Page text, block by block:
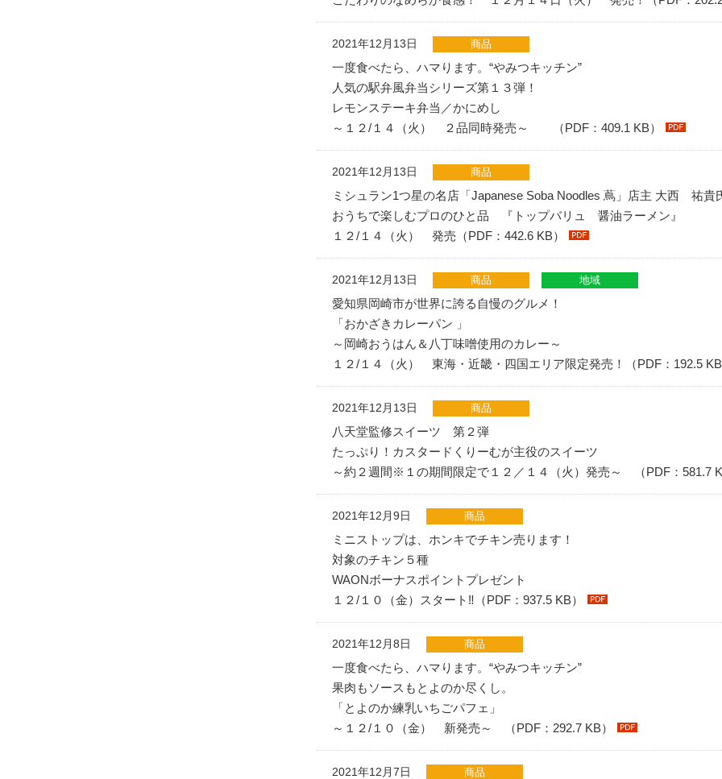
2021年12月13日 商品
一度食べたら、ハマります。“やみつキッチン”
人気の駅弁風弁当シリーズ第１３弾！
レモンステーキ弁当／かにめし
～１２/１４（火） ２品同時発売～ （PDF：409.1 KB）
2021年12月13日 商品
ミシュラン1つ星の名店「Japanese Soba Noodles 蔦」店主 大西 祐貴
おうちで楽しむプロのひと品 『トップバリュ 醤油ラーメン』
１２/１４（火） 発売（PDF：442.6 KB）
2021年12月13日 商品 地域
愛知県岡崎市が世界に誇る自慢のグルメ！
「おかざきカレーパン 」
～岡崎おうはん＆八丁味噌使用のカレー～
１２/１４（火） 東海・近畿・四国エリア限定発売！（PDF：192.5
2021年12月13日 商品
八天堂監修スイーツ 第２弾
たっぷり！カスタードくりーむが主役のスイーツ
～約２週間※１の期間限定で１２／１４（火）発売～ （PDF：581.7
2021年12月9日 商品
ミニストップは、ホンキでチキン売ります！
対象のチキン５種
WAONボーナスポイントプレゼント
１２/１０（金）スタート‼（PDF：937.5 KB）
2021年12月8日 商品
一度食べたら、ハマります。“やみつキッチン”
果肉もソースもとよのか尽くし。
「とよのか練乳いちごパフェ」
～１２/１０（金） 新発売～ （PDF：292.7 KB）
2021年12月7日 商品